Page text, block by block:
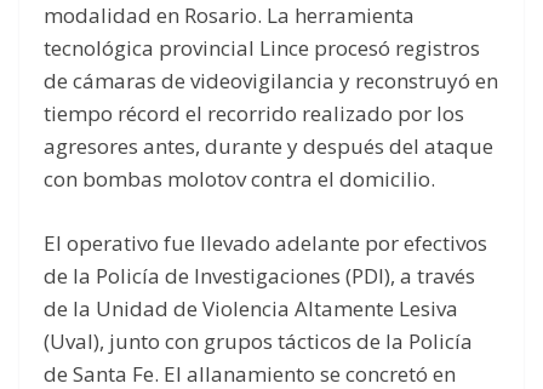
modalidad en Rosario. La herramienta
tecnológica provincial Lince procesó registros
de cámaras de videovigilancia y reconstruyó en
tiempo récord el recorrido realizado por los
agresores antes, durante y después del ataque
con bombas molotov contra el domicilio.
El operativo fue llevado adelante por efectivos
de la Policía de Investigaciones (PDI), a través
de la Unidad de Violencia Altamente Lesiva
(Uval), junto con grupos tácticos de la Policía
de Santa Fe. El allanamiento se concretó en